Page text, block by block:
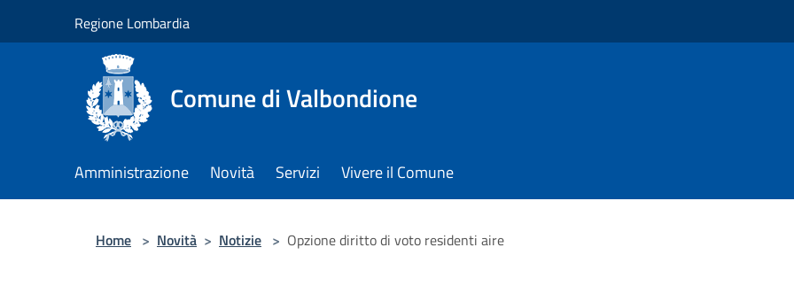
Regione Lombardia
Comune di Valbondione
Amministrazione Novità Servizi Vivere il Comune
Home > Novità > Notizie > Opzione diritto di voto residenti aire